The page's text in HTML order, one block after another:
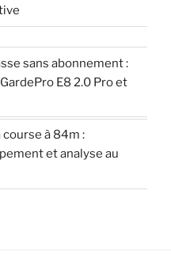
sans abonnement :
E8 2.0 Pro et
à 84m :
et analyse au